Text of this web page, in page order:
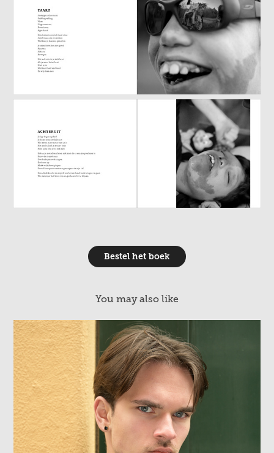
Bestel het boek
You may also like